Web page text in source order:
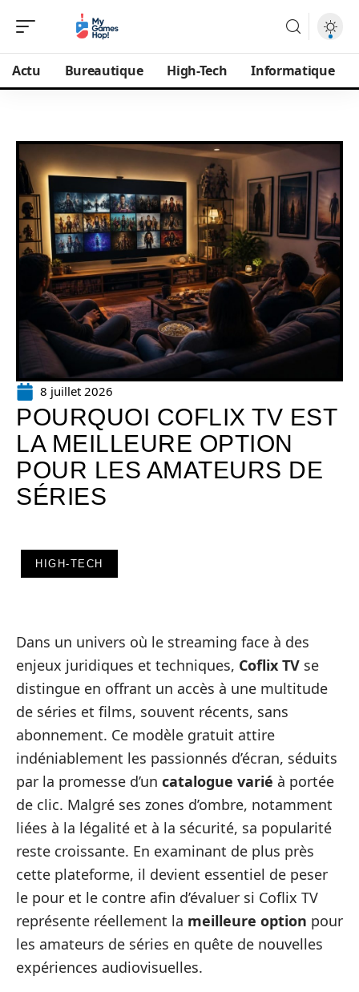
Actu Bureautique High-Tech Informatique
8 juillet 2026
POURQUOI COFLIX TV EST
LA MEILLEURE OPTION
POUR LES AMATEURS DE
SÉRIES
HIGH-TECH
Dans un univers où le streaming face à des
enjeux juridiques et techniques, Coflix TV se
distingue en offrant un accès à une multitude
de séries et films, souvent récents, sans
abonnement. Ce modèle gratuit attire
indéniablement les passionnés d’écran, séduits
par la promesse d’un catalogue varié à portée
de clic. Malgré ses zones d’ombre, notamment
liées à la légalité et à la sécurité, sa popularité
reste croissante. En examinant de plus près
cette plateforme, il devient essentiel de peser
le pour et le contre afin d’évaluer si Coflix TV
représente réellement la meilleure option pour
les amateurs de séries en quête de nouvelles
expériences audiovisuelles.